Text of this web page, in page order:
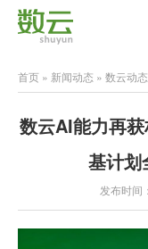
首页 » 新闻动态 » 数云动态
数云AI能力再
基计划
发布时间